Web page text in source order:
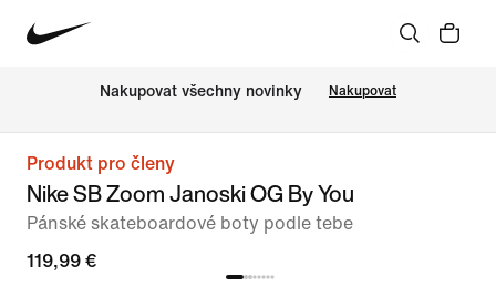
Nakupovat všechny novinky Nakupovat
Produkt pro členy
Nike SB Zoom Janoski OG By You
Pánské skateboardové boty podle tebe
119,99 €